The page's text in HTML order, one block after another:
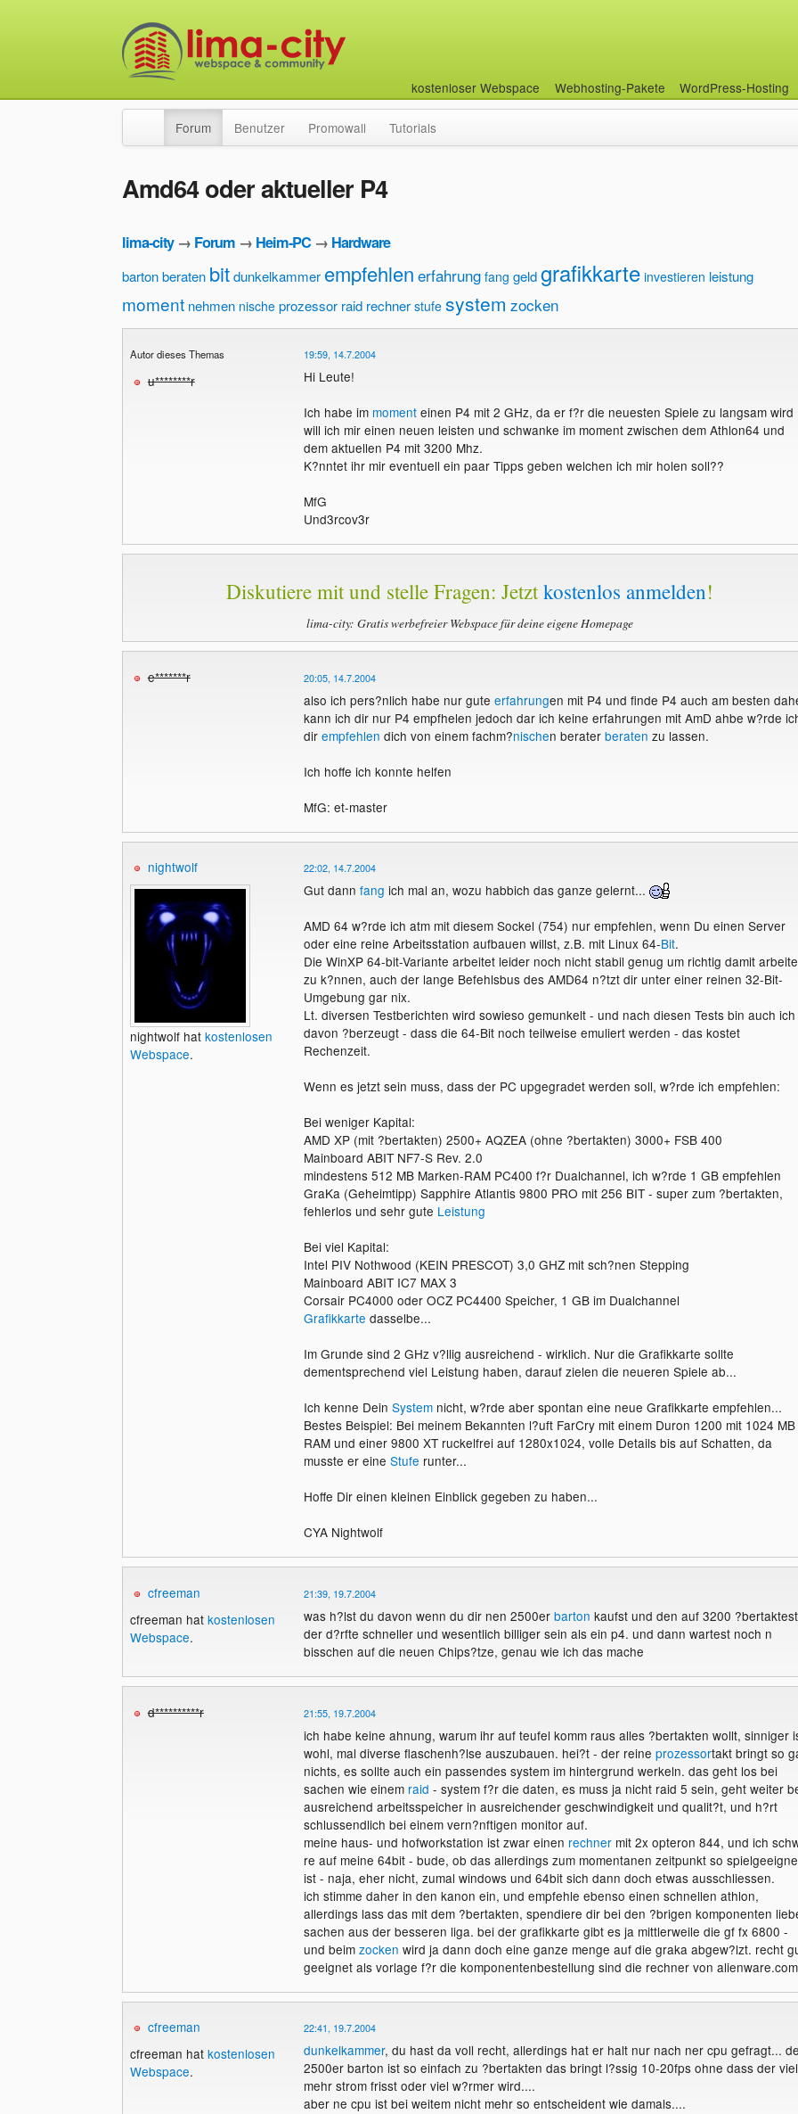
kostenloser Webspace Webhosting-Pakete WordPress-Hosting
Forum Benutzer Promowall Tutorials
Amd64 oder aktueller P4
lima-city→ Forum → Heim-PC → Hardware
bartonberaten bitdunkelkammer empfehlen erfahrung fang geldgrafikkarte investieren leistung
moment nehmen nische prozessor raid rechner stufe system zocken
Autor dieses Themas
u********r
19:59, 14.7.2004
Hi Leute!
Ich habe im momenteinen P4 mit 2 GHz, da er f?r die neuesten Spiele zu langsam wird
will ich mir einen neuen leisten und schwanke im moment zwischen dem Athlon64 und
dem aktuellen P4 mit 3200 Mhz.
K?nntet ihr mir eventuell ein paar Tipps geben welchen ich mir holen soll??
MfG
Und3rcov3r
Diskutiere mit und stelle Fragen: Jetztkostenlos anmelden!
lima-city: Gratis werbefreier Webspace für deine eigene Homepage
e*******r 20:05, 14.7.2004
also ich pers?nlich habe nur gute erfahrungen mit P4 und finde P4 auch am besten
kann ich dir nur P4 empfhelen jedoch dar ich keine erfahrungen mit AmD ahbe w?rde
dir empfehlen dich von einem fachm?nischen berater beraten zu lassen.
Ich hoffe ich konnte helfen
MfG: et-master
nightwolf
nightwolf hat kostenlosen
Webspace.
22:02, 14.7.2004
Gut dann fang ich mal an, wozu habbich das ganze gelernt...
AMD 64 w?rde ich atm mit diesem Sockel (754) nur empfehlen, wenn Du einen Server
oder eine reine Arbeitsstation aufbauen willst, z.B. mit Linux 64-Bit.
Die WinXP 64-bit-Variante arbeitet leider noch nicht stabil genug um richtig damit
zu k?nnen, auch der lange Befehlsbus des AMD64 n?tzt dir unter einer reinen 32-Bit-
Umgebung gar nix.
Lt. diversen Testberichten wird sowieso gemunkelt - und nach diesen Tests bin auch ich
davon ?berzeugt - dass die 64-Bit noch teilweise emuliert werden - das kostet
Rechenzeit.
Wenn es jetzt sein muss, dass der PC upgegradet werden soll, w?rde ich empfehlen:
Bei weniger Kapital:
AMD XP (mit ?bertakten) 2500+ AQZEA (ohne ?bertakten) 3000+ FSB 400
Mainboard ABIT NF7-S Rev. 2.0
mindestens 512 MB Marken-RAM PC400 f?r Dualchannel, ich w?rde 1 GB empfehlen
GraKa (Geheimtipp) Sapphire Atlantis 9800 PRO mit 256 BIT - super zum ?bertakten,
fehlerlos und sehr gute Leistung
Bei viel Kapital:
Intel PIV Nothwood (KEIN PRESCOT) 3,0 GHZ mit sch?nen Stepping
Mainboard ABIT IC7 MAX 3
Corsair PC4000 oder OCZ PC4400 Speicher, 1 GB im Dualchannel
Grafikkarte dasselbe...
Im Grunde sind 2 GHz v?llig ausreichend - wirklich. Nur die Grafikkarte sollte
dementsprechend viel Leistung haben, darauf zielen die neueren Spiele ab...
Ich kenne Dein Systemnicht, w?rde aber spontan eine neue Grafikkarte empfehlen...
Bestes Beispiel: Bei meinem Bekannten l?uft FarCry mit einem Duron 1200 mit 1024 MB
RAM und einer 9800 XT ruckelfrei auf 1280x1024, volle Details bis auf Schatten, da
musste er eine Stufe runter...
Hoffe Dir einen kleinen Einblick gegeben zu haben...
CYA Nightwolf
cfreeman
cfreeman hat kostenlosen
Webspace.
21:39, 19.7.2004
was h?lst du davon wenn du dir nen 2500er barton kaufst und den auf 3200
der d?rfte schneller und wesentlich billiger sein als ein p4. und dann wartest noch n
bisschen auf die neuen Chips?tze, genau wie ich das mache
d**********r 21:55, 19.7.2004
ich habe keine ahnung, warum ihr auf teufel komm raus alles ?bertakten wollt, sinniger
wohl, mal diverse flaschenh?lse auszubauen. hei?t - der reine prozessortakt bringt so
nichts, es sollte auch ein passendes system im hintergrund werkeln. das geht los bei
sachen wie einem raid - system f?r die daten, es muss ja nicht raid 5 sein, geht weiter
ausreichend arbeitsspeicher in ausreichender geschwindigkeit und qualit?t, und h?rt
schlussendlich bei einem vern?nftigen monitor auf.
meine haus- und hofworkstation ist zwar einen rechnermit 2x opteron 844, und ich
re auf meine 64bit - bude, ob das allerdings zum momentanen zeitpunkt so
ist - naja, eher nicht, zumal windows und 64bit sich dann doch etwas ausschliessen.
ich stimme daher in den kanon ein, und empfehle ebenso einen schnellen athlon,
allerdings lass das mit dem ?bertakten, spendiere dir bei den ?brigen komponenten
sachen aus der besseren liga. bei der grafikkarte gibt es ja mittlerweile die gf fx 6800 -
und beim zocken wird ja dann doch eine ganze menge auf die graka abgew?lzt. recht
geeignet als vorlage f?r die komponentenbestellung sind die rechner von
cfreeman
cfreeman hat kostenlosen
Webspace.
22:41, 19.7.2004
dunkelkammer, du hast da voll recht, allerdings hat er halt nur nach ner cpu gefragt...
2500er barton ist so einfach zu ?bertakten das bringt l?ssig 10-20fps ohne dass der viel
mehr strom frisst oder viel w?rmer wird....
aber ne cpu ist bei weitem nicht mehr so entscheident wie damals....